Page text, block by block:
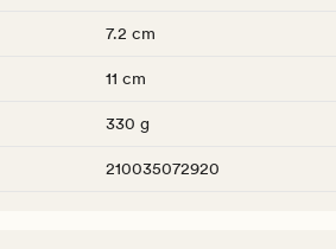
7.2 cm
11 cm
330 g
210035072920